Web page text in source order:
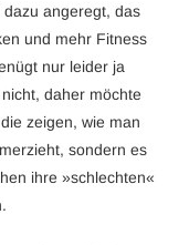
angeregt, das
und mehr Fitness
nur leider ja
daher möchte
zeigen, wie man
sondern es
ihre »schlechten«